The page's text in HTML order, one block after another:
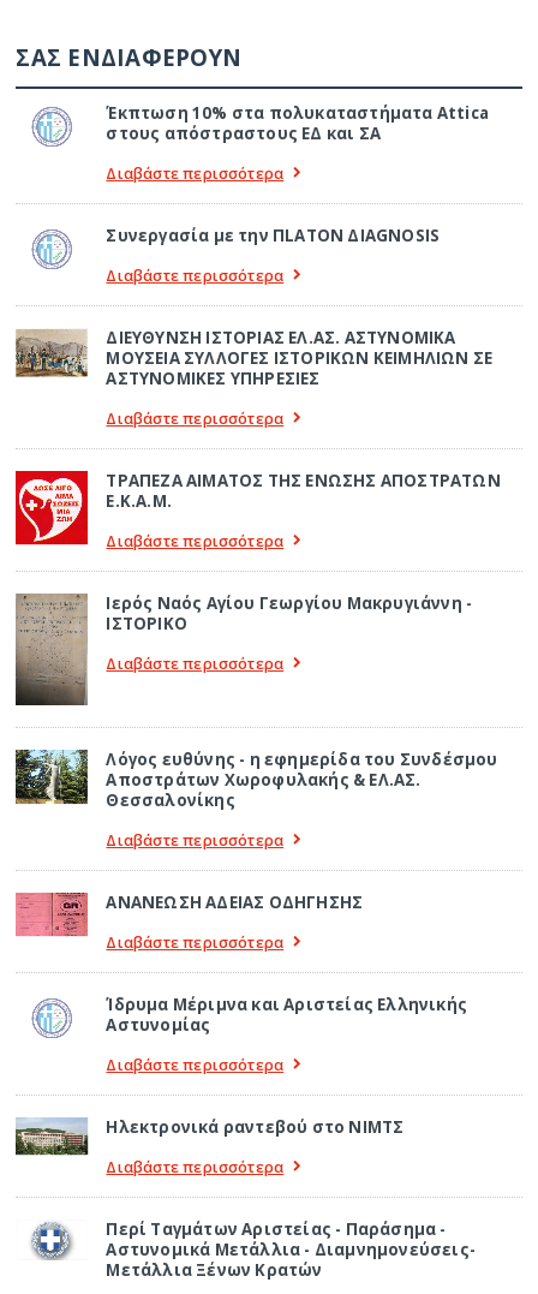
ΣΑΣ ΕΝΔΙΑΦΕΡΟΥΝ
Έκπτωση 10% στα πολυκαταστήματα Attica
στους απόστραστους ΕΔ και ΣΑ
Διαβάστε περισσότερα
Συνεργασία με την ΠLATON ΔIAGNOSIS
Διαβάστε περισσότερα
ΔΙΕΥΘΥΝΣΗ ΙΣΤΟΡΙΑΣ ΕΛ.ΑΣ. ΑΣΤΥΝΟΜΙΚΑ
ΜΟΥΣΕΙΑ ΣΥΛΛΟΓΕΣ ΙΣΤΟΡΙΚΩΝ ΚΕΙΜΗΛΙΩΝ ΣΕ
ΑΣΤΥΝΟΜΙΚΕΣ ΥΠΗΡΕΣΙΕΣ
Διαβάστε περισσότερα
ΤΡΑΠΕΖΑ ΑΙΜΑΤΟΣ ΤΗΣ ΕΝΩΣΗΣ ΑΠΟΣΤΡΑΤΩΝ
Ε.Κ.Α.Μ.
Διαβάστε περισσότερα
Ιερός Ναός Αγίου Γεωργίου Μακρυγιάννη -
ΙΣΤΟΡΙΚΟ
Διαβάστε περισσότερα
Λόγος ευθύνης - η εφημερίδα του Συνδέσμου
Αποστράτων Χωροφυλακής & ΕΛ.ΑΣ.
Θεσσαλονίκης
Διαβάστε περισσότερα
ΑΝΑΝΕΩΣΗ ΑΔΕΙΑΣ ΟΔΗΓΗΣΗΣ
Διαβάστε περισσότερα
Ίδρυμα Μέριμνα και Αριστείας Ελληνικής
Αστυνομίας
Διαβάστε περισσότερα
Ηλεκτρονικά ραντεβού στο ΝΙΜΤΣ
Διαβάστε περισσότερα
Περί Ταγμάτων Αριστείας - Παράσημα -
Αστυνομικά Μετάλλια - Διαμνημονεύσεις-
Μετάλλια Ξένων Κρατών